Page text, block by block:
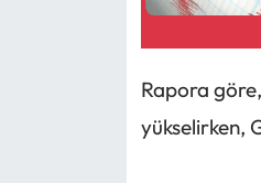
Rapora
yükselirken,